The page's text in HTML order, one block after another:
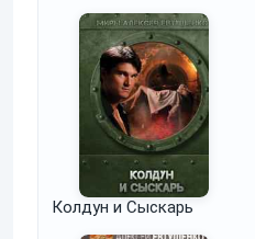
Колдун и Сыскарь